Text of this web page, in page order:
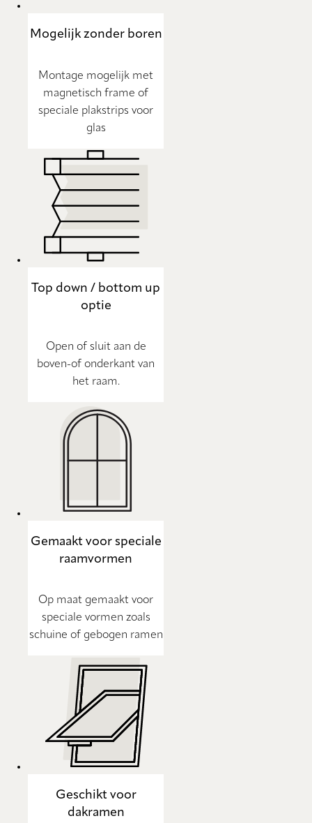
Mogelijk zonder boren
Montage mogelijk met
magnetisch frame of
speciale plakstrips voor
glas
Top down / bottom up
optie
Open of sluit aan de
boven-of onderkant van
het raam.
Gemaakt voor speciale
raamvormen
Op maat gemaakt voor
speciale vormen zoals
schuine of gebogen ramen
Geschikt voor
dakramen